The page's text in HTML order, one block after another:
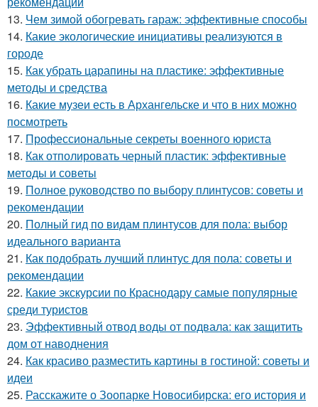
13. Чем зимой обогревать гараж: эффективные способы
14. Какие экологические инициативы реализуются в
городе
15. Как убрать царапины на пластике: эффективные
методы и средства
16. Какие музеи есть в Архангельске и что в них можно
посмотреть
17. Профессиональные секреты военного юриста
18. Как отполировать черный пластик: эффективные
методы и советы
19. Полное руководство по выбору плинтусов: советы и
рекомендации
20. Полный гид по видам плинтусов для пола: выбор
идеального варианта
21. Как подобрать лучший плинтус для пола: советы и
рекомендации
22. Какие экскурсии по Краснодару самые популярные
среди туристов
23. Эффективный отвод воды от подвала: как защитить
дом от наводнения
24. Как красиво разместить картины в гостиной: советы и
идеи
25. Расскажите о Зоопарке Новосибирска: его история и